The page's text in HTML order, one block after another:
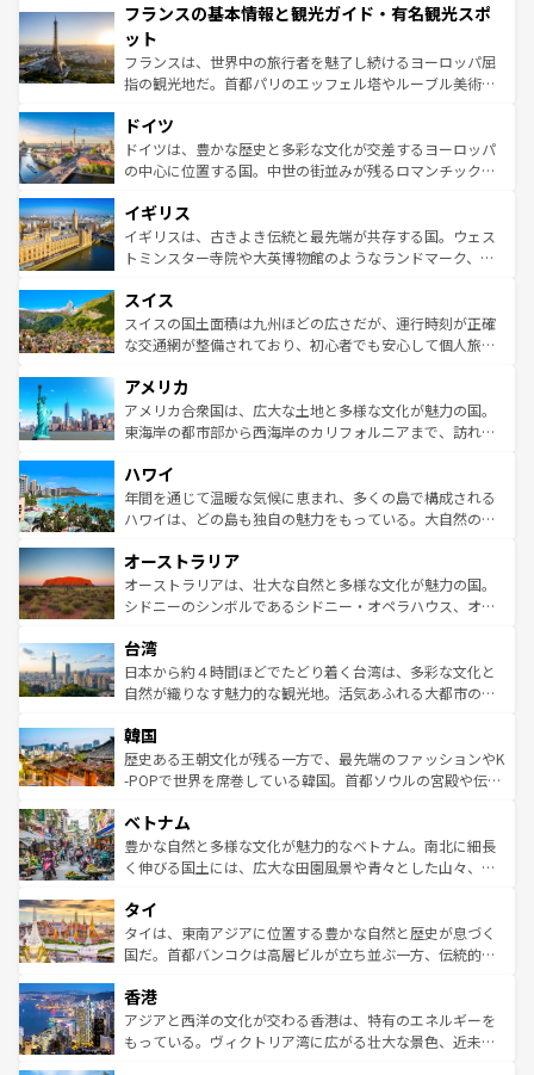
ませてくれるイタリアで、忘れられない旅をしてみよう！
なお、新着のイタリア情報は
しい。
文化が根付くこの国では、情熱的なフラメンコ、熱気あふ
れる闘牛、そして美味しいタパスが生活の一部となってい
る。首都マドリードの洗練された雰囲気や、バルセロナの
アートに溢れた街角から、地方では古代ローマ遺跡や中世
せる。地方によって風土や気候が異なるスペインはその個
性で訪れる人を魅了する。 なお、新着のスペイン情報は コ
ンテンツ一覧を参照してほしい。
フランスの基本情報と観光ガイド・有名観光スポ
ット
フランスは、世界中の旅行者を魅了し続けるヨーロッパ屈
指の観光地だ。首都パリのエッフェル塔やルーブル美術館
で、幅広い魅力が詰まっている。華麗な宮殿、歴史的な大
聖堂、美しいビーチ、そして豊かな自然が、訪れる者を心
から魅了する。また、フランスは美食の国としても知ら
いる。シャンパンの発祥地であるランス、プロヴァンスの
香り高いラベンダー畑など、多彩な楽しみ方が可能だ。さ
らに、パリ以外の地域にも魅力が溢れており、どの街角に
れる地方に足を運ぶとそれぞれで全く異なる文化を体験で
きるだろう。 なお、新着のフランス情報はコンテンツ一覧
を参照してほしい。
ドイツ
ドイツは、豊かな歴史と多彩な文化が交差するヨーロッパ
の中心に位置する国。中世の街並みが残るロマンチック街
顔を持つこの国は、どこを歩いても飽きることがない。ベ
ルリンの文化的活気、バイエルン州のアルプスの絶景、そ
してライン川沿いのワイン畑といった風景は必見。ビール
は、お酒好きな人にはぜひ体験してほしい。 なお、新着の
ドイツ情報はコンテンツ一覧を参照してほしい。
イギリス
イギリスは、古きよき伝統と最先端が共存する国。ウェス
トミンスター寺院や大英博物館のようなランドマーク、歴
リアごとに異なる魅力がある。また、優雅なアフタヌーン
ティー、ビール好きにはたまらない英国パブ、サッカー観
戦など、本場だからこそできる体験も豊富。イギリスを旅
ンツ一覧を参照してほしい。
スイス
スイスの国土面積は九州ほどの広さだが、運行時刻が正確
な交通網が整備されており、初心者でも安心して個人旅行
の建物がそのまま残る町や、スイスならではのユニークな
博物館もあり、アルプス観光だけでなく町歩きも満喫する
ことができる。国民の所得が高いため物価も高いが、旅行
ば市内交通費無料で観光を楽しむこともできる。 なお、新
着のスイス情報はコンテンツ一覧 を参照してほしい。
アメリカ
アメリカ合衆国は、広大な土地と多様な文化が魅力の国。
東海岸の都市部から西海岸のカリフォルニアまで、訪れる
のような巨大都市は、観光、ショッピング、エンターテイ
ンメントが詰まった刺激的なスポットだ。一方、アメリカ
西部には大自然が広がり、グランドキャニオンやイエロー
部のニューオーリンズでは、音楽と美食が融合した独特の
文化が魅力。旅行者はアメリカの各地域で異なる魅力を楽
しみながら、その多様性と豊かな歴史を感じることができ
ならではの贅沢な旅のスタイルだ。 なお、新着のアメリカ
情報はコンテンツ一覧を参照してほしい。
ハワイ
年間を通じて温暖な気候に恵まれ、多くの島で構成される
ハワイは、どの島も独自の魅力をもっている。大自然の神
ワイ島は見逃せない。また、定番の観光地といえばオアフ
島だが、静かな自然を求めるならマウイ島やカウアイ島が
おすすめ。エメラルドグリーンに輝く海をはじめ、豊かな
れるおもてなしの心で訪れる人々を迎えてくれるハワイの
人々、おいしいローカルフードやハワイアンミュージッ
ク、伝統的なフラダンスなど、すべてがハワイの魅力を彩
ワイを、存分に味わってほしい。 なお、新着のハワイ情報
はコンテンツ一覧を参照してほしい。
オーストラリア
オーストラリアは、壮大な自然と多様な文化が魅力の国。
シドニーのシンボルであるシドニー・オペラハウス、オー
リアリーフや大陸中央部にそびえるウルル（エアーズロッ
ク）、タスマニアの美しい原生林やケアンズの熱帯雨林な
ど、見どころがたくさん。また、カフェやワイン、オージ
いる。アクティビティも充実しており、サーフィンやダイ
ビング、ハイキングなど、アウトドア好きにはたまらな
い。オーストラリアの多彩な魅力を存分に味わいつくそ
参照してほしい。
台湾
日本から約４時間ほどでたどり着く台湾は、多彩な文化と
自然が織りなす魅力的な観光地。活気あふれる大都市の台
ン）、静ひつな山岳地帯である台湾東部など、都市の喧騒
と山間の静けさが共存しており、訪れる人に新しい発見と
驚きをもたらしてくれる。また、奥深い台湾の食文化も魅
容にもいいと評判のスイーツなど、バラエティ豊かな料理
が味わえる。 なお、新着の台湾情報は コンテンツ一覧を参
照してほしい。
韓国
歴史ある王朝文化が残る一方で、最先端のファッションやK
-POPで世界を席巻している韓国。首都ソウルの宮殿や伝統
き、地方に足を延ばせば四季折々の自然美を楽しむことが
できる。そして、キムチや焼肉、絶品のストリートフード
まで、さまざまな韓国料理が待っている。夜には、韓国な
リティに包まれながら、韓国の多彩な魅力を心ゆくまで味
わってみてほしい。 なお、新着の韓国情報はコンテンツ一
覧を参照してほしい。
ベトナム
豊かな自然と多様な文化が魅力的なベトナム。南北に細長
く伸びる国土には、広大な田園風景や青々とした山々、世
急速な発展と共に伝統が息づく。ハノイの古い町並みやホ
ーチミン市のフランス統治時代の建物も、独特の雰囲気を
醸し出している。また、バラエティの豊かさとおいしさで
とつ。フォーやバインミー、ベトナムコーヒーなどは、ぜ
ひ現地で味わいたい。どの地域を訪れてもあたたかい人々
が旅行者を迎えてくれるので、きっと忘れられない旅にな
タイ
タイは、東南アジアに位置する豊かな自然と歴史が息づく
国だ。首都バンコクは高層ビルが立ち並ぶ一方、伝統的な
の活気が交差している。北部ではチェンマイなどの山岳地
帯で自然と触れ合い、南部ではプーケットやクラビの美し
いビーチでリゾート気分を楽しむことができる。タイ料理
香港
アジアと西洋の文化が交わる香港は、特有のエネルギーを
もっている。ヴィクトリア湾に広がる壮大な景色、近未来